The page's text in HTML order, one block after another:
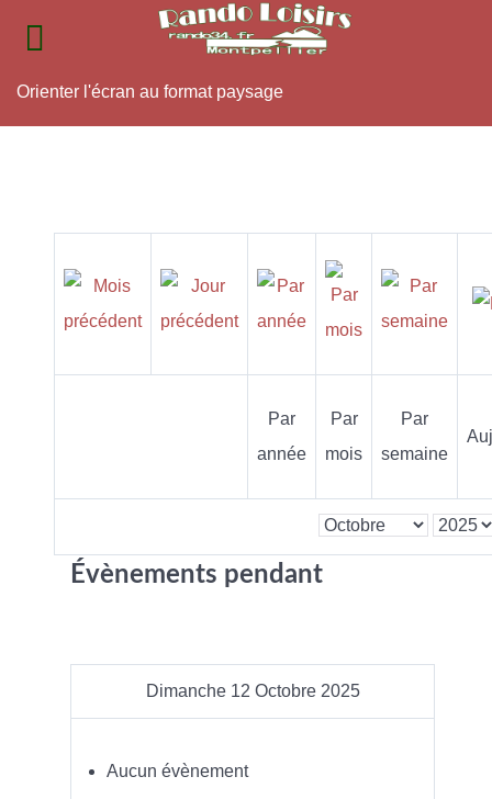
Orienter l'écran au format paysage
Par
année
Par
mois
Par
semaine
Évènements pendant
Dimanche 12 Octobre 2025
Aucun évènement